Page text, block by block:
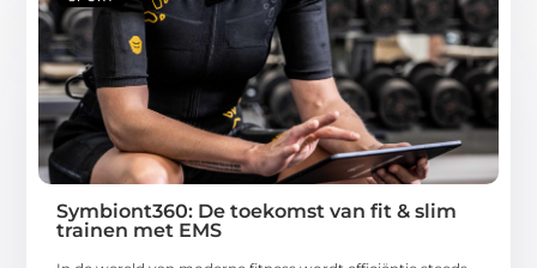
Symbiont360: De toekomst van fit & slim
trainen met EMS